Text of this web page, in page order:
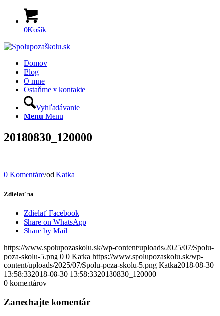
0Košík
Domov
Blog
O mne
Ostaňme v kontakte
Vyhľadávanie
Menu Menu
20180830_120000
0 Komentáre/od Katka
Zdielať na
Zdielať Facebook
Share on WhatsApp
Share by Mail
https://www.spolupozaskolu.sk/wp-content/uploads/2025/07/Spolu-
poza-skolu-5.png 0 0 Katka https://www.spolupozaskolu.sk/wp-
content/uploads/2025/07/Spolu-poza-skolu-5.png Katka2018-08-30
13:58:332018-08-30 13:58:3320180830_120000
0 komentárov
Zanechajte komentár